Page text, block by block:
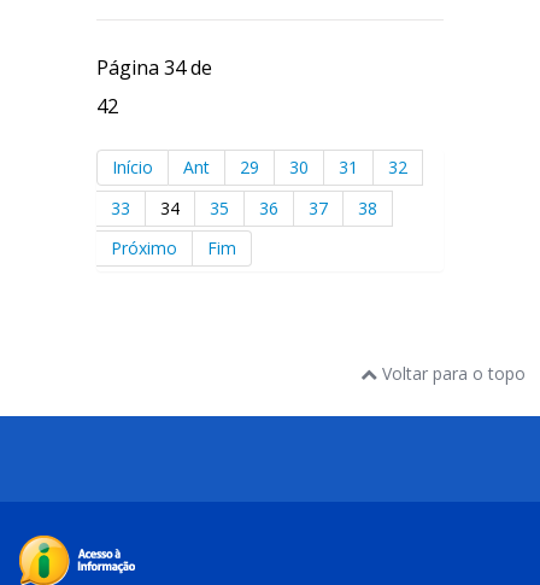
Página 34 de
42
Início Ant 29 30 31
32
33
34 35 36 37
38
Próximo
Fim
Voltar para o topo